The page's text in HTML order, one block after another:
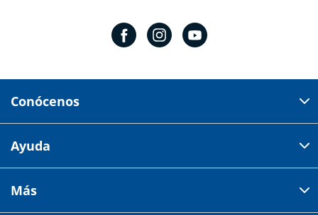
Conócenos
Av 18 de marzo # 309. Colonia la Nogalera.
Tiendas
Ayuda
Más